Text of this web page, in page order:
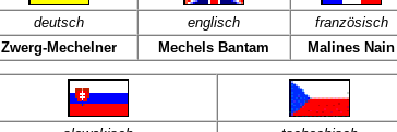
deutsch englisch französisch
Zwerg-Mechelner
Mechels Bantam Malines Nain